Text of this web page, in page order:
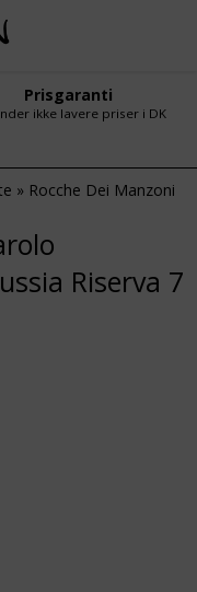
Prisgaranti
ikke lavere priser i DK
» Rocche Dei Manzoni
Riserva 7